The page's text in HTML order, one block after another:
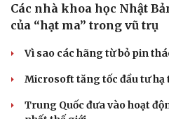
Các nhà khoa học Nhật
của “hạt ma” trong vũ trụ
Vì sao các hãng từ bỏ pin
Microsoft tăng tốc đầu tư hạ
Trung Quốc đưa vào hoạt